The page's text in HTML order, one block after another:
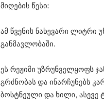
მიღების წესი:
ამ წვენის ნახევარი
განმავლობაში.
ეს რეჟიმი უზრუნველყოფს
გრძნობას და ინარჩუნებს
ბოსტნეული და ხილი, ასევე